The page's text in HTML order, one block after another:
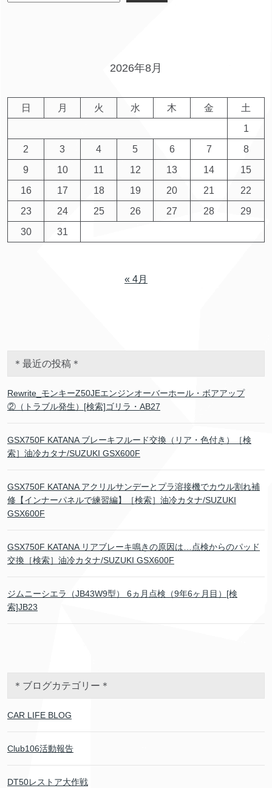
2026年8月
日 月 火 水 木 金
土
1
2
3 4 5 6 7
8
9
10 11 12 13 14
15
16
17 18 19 20 21
22
23
24 25 26 27 28
29
30
31
« 4月
＊最近の投稿＊
Rewrite_モンキーZ50JEエンジンオーバーホール・ボアアップ
②（トラブル発生）[検索]ゴリラ・AB27
GSX750F KATANA ブレーキフルード交換（リア・色付き）［検
索］油冷カタナ/SUZUKI GSX600F
GSX750F KATANA アクリルサンデーとプラ溶接機でカウル割れ補
修【インナーパネルで練習編】［検索］油冷カタナ/SUZUKI
GSX600F
GSX750F KATANA リアブレーキ鳴きの原因は…点検からのパッド
交換［検索］油冷カタナ/SUZUKI GSX600F
ジムニーシエラ（JB43W9型） 6ヵ月点検（9年6ヶ月目）[検
索]JB23
＊ブログカテゴリー＊
CAR LIFE BLOG
Club106活動報告
DT50レストア大作戦